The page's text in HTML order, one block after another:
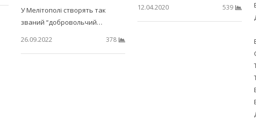
У Мелітополі створять так
званий “добровольчий…
26.09.2022
378
12.04.2020
539